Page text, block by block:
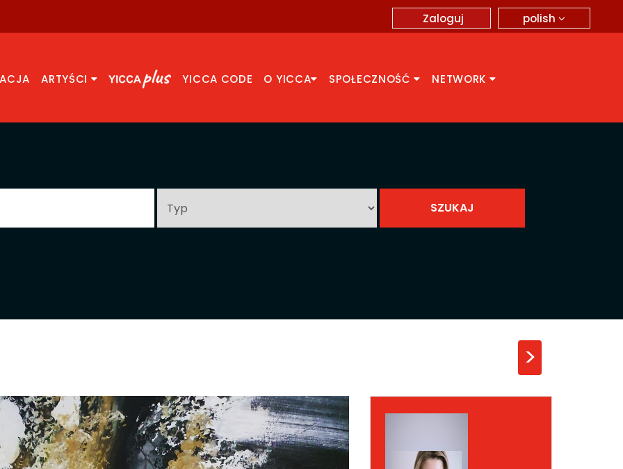
polish
Zaloguj
ARTYŚCI YICCA CODE O YICCA SPOŁECZNOŚĆ NETWORK
>